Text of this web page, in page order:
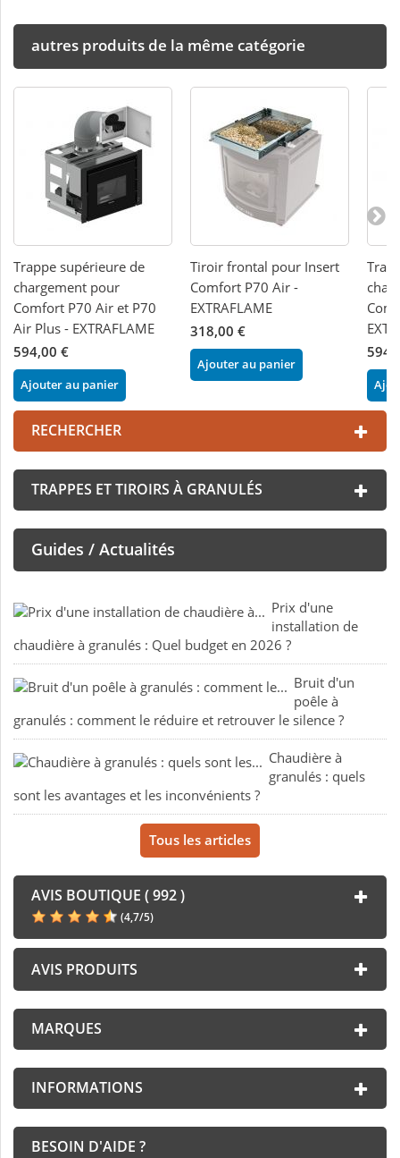
autres produits de la même catégorie
Trappe supérieure de
chargement pour
Comfort P70 Air et P70
Air Plus - EXTRAFLAME
594,00 €
Ajouter au panier
Tiroir frontal pour Insert
Comfort P70 Air -
EXTRAFLAME
318,00 €
Ajouter au panier
RECHERCHER
TRAPPES ET TIROIRS À GRANULÉS
Guides / Actualités
Prix d'une
installation de
chaudière à granulés : Quel budget en 2026 ?
Bruit d'un
poêle à
granulés : comment le réduire et retrouver le silence ?
Chaudière à
granulés : quels
sont les avantages et les inconvénients ?
Tous les articles
AVIS BOUTIQUE ( 992 )
(4,7/5)
AVIS PRODUITS
MARQUES
INFORMATIONS
BESOIN D'AIDE ?